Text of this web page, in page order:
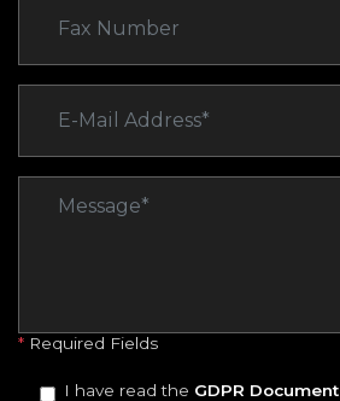
* Required Fields
I have read the GDPR Document